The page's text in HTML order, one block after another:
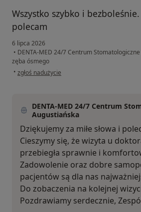
Wszystko szybko i
polecam
6 lipca 2026
• DENTA-MED 24/7 Centrum
zęba ósmego
• w opinii użytkownika Alona
zgłoś nadużycie
DENTA-MED 24/7 Centrum
Augustiańska
Dziękujemy za miłe słowa i
Cieszymy się, że wizyta u
przebiegła sprawnie i
Zadowolenie oraz dobre
pacjentów są dla nas
Do zobaczenia na kolejnej
Pozdrawiamy serdecznie,